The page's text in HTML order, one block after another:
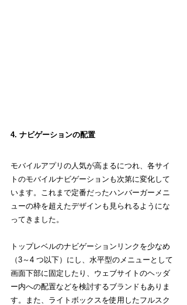
4. ナビゲーションの配置
モバイルアプリの人気が高まるにつれ、各サイ
トのモバイルナビゲーションも次第に変化して
います。これまで定番だったハンバーガーメニ
ューの枠を超えたデザインも見られるようにな
ってきました。
トップレベルのナビゲーションリンクを少なめ
（3～4 つ以下）にし、水平型のメニューとして
画面下部に固定したり、ウェブサイトのヘッダ
ー内への配置などを検討するブランドもありま
す。また、ライトボックスを使用したフルスク